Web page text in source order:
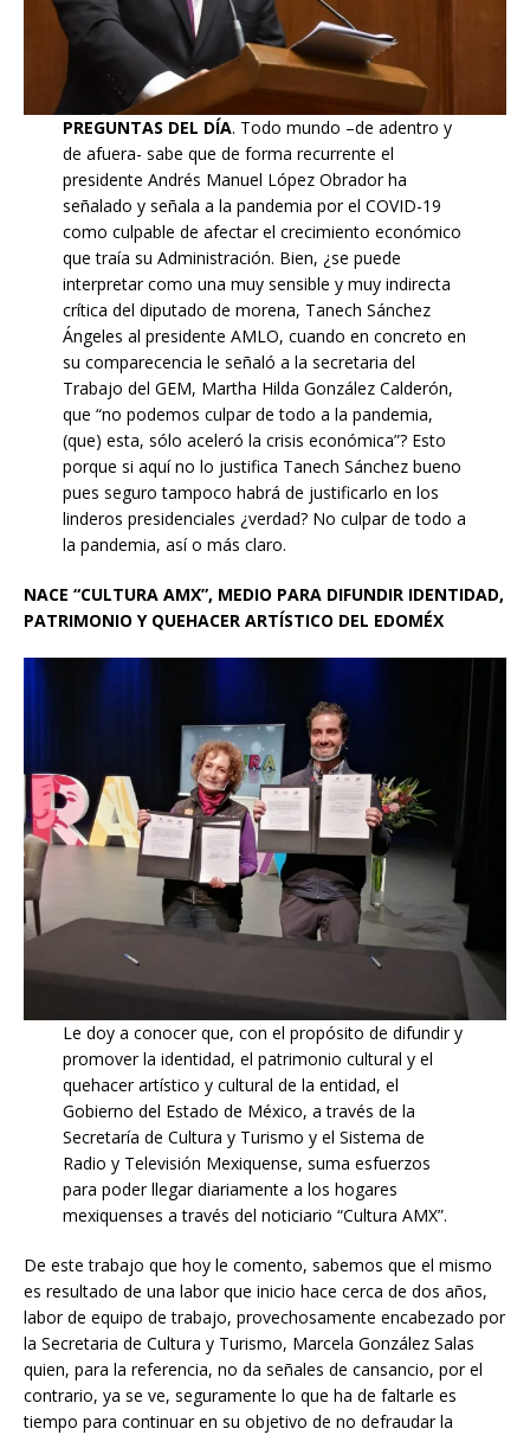
PREGUNTAS DEL DÍA. Todo mundo –de adentro y
de afuera- sabe que de forma recurrente el
presidente Andrés Manuel López Obrador ha
señalado y señala a la pandemia por el COVID-19
como culpable de afectar el crecimiento económico
que traía su Administración. Bien, ¿se puede
interpretar como una muy sensible y muy indirecta
crítica del diputado de morena, Tanech Sánchez
Ángeles al presidente AMLO, cuando en concreto en
su comparecencia le señaló a la secretaria del
Trabajo del GEM, Martha Hilda González Calderón,
que “no podemos culpar de todo a la pandemia,
(que) esta, sólo aceleró la crisis económica”? Esto
porque si aquí no lo justifica Tanech Sánchez bueno
pues seguro tampoco habrá de justificarlo en los
linderos presidenciales ¿verdad? No culpar de todo a
la pandemia, así o más claro.
NACE “CULTURA AMX”, MEDIO PARA DIFUNDIR IDENTIDAD,
PATRIMONIO Y QUEHACER ARTÍSTICO DEL EDOMÉX
Le doy a conocer que, con el propósito de difundir y
promover la identidad, el patrimonio cultural y el
quehacer artístico y cultural de la entidad, el
Gobierno del Estado de México, a través de la
Secretaría de Cultura y Turismo y el Sistema de
Radio y Televisión Mexiquense, suma esfuerzos
para poder llegar diariamente a los hogares
mexiquenses a través del noticiario “Cultura AMX”.
De este trabajo que hoy le comento, sabemos que el mismo
es resultado de una labor que inicio hace cerca de dos años,
labor de equipo de trabajo, provechosamente encabezado por
la Secretaria de Cultura y Turismo, Marcela González Salas
quien, para la referencia, no da señales de cansancio, por el
contrario, ya se ve, seguramente lo que ha de faltarle es
tiempo para continuar en su objetivo de no defraudar la